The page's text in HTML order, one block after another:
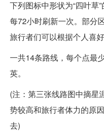
下列图标中形状为“四叶草
每72小时刷新一次。部分
旅行者们可以根据个人喜
一共14条路线，每个点最
英。
(注：第三张线路图中摘星
势较高和旅行者体力的原
去)